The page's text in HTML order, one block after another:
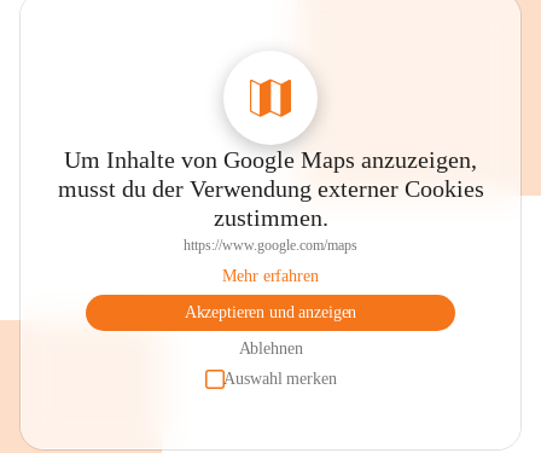
Um Inhalte von Google Maps anzuzeigen,
musst du der Verwendung externer Cookies
zustimmen.
https://www.google.com/maps
Mehr erfahren
Akzeptieren und anzeigen
Ablehnen
Auswahl merken